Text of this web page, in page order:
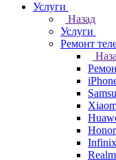
Услуги
Назад
Услуги
Ремонт
Honor
Infinix